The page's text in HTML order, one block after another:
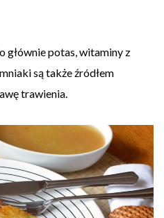
potas, witaminy z
są także źródłem
trawienia.